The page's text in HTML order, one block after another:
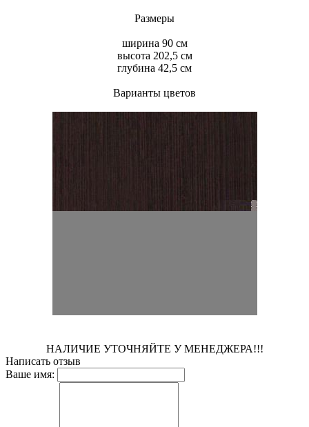
Размеры
ширина 90 см
высота 202,5 см
глубина 42,5 см
Варианты цветов
НАЛИЧИЕ УТОЧНЯЙТЕ У МЕНЕДЖЕРА!!!
Написать отзыв
Ваше имя: